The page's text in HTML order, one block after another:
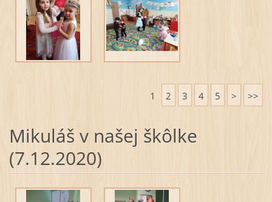
1 2 3 4 5 > >>
Mikuláš v našej škôlke
(7.12.2020)